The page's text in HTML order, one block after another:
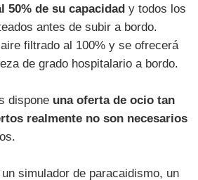
50% de su capacidad y todos los
antes de subir a bordo.
filtrado al 100% y se ofrecerá
de grado hospitalario a bordo.
dispone una oferta de ocio tan
realmente no son necesarios
simulador de paracaidismo, un